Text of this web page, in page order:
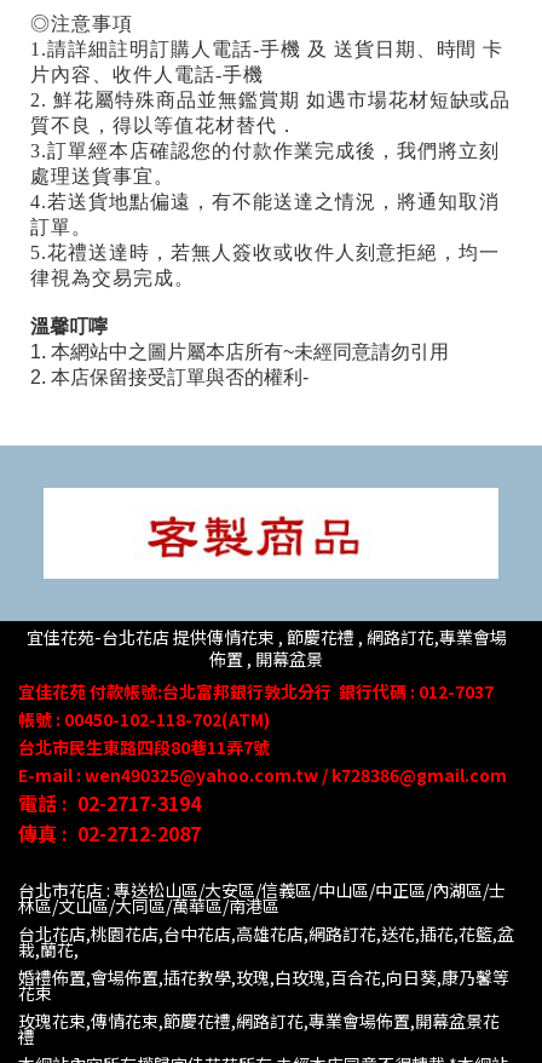
◎注意事項
1.請詳細註明訂購人電話-手機 及 送貨日期、時間 卡
片內容、收件人電話-手機
2. 鮮花屬特殊商品並無鑑賞期 如遇市場花材短缺或品
質不良，得以等值花材替代．
3.訂單經本店確認您的付款作業完成後，我們將立刻
處理送貨事宜。
4.若送貨地點偏遠，有不能送達之情況，將通知取消
訂單。
5.花禮送達時，若無人簽收或收件人刻意拒絕，均一
律視為交易完成。
溫馨叮嚀
1. 本網站中之圖片屬本店所有~未經同意請勿引用
2. 本店保留接受訂單與否的權利-
宜佳花苑-台北花店 提供傳情花束 , 節慶花禮 , 網路訂花,專業會場
佈置 , 開幕盆景
宜佳花苑付款帳號:台北富邦銀行敦北分行 銀行代碼 : 012-7037
帳號 : 00450-102-118-702(ATM)
台北市民生東路四段80巷11弄7號
E-mail : wen490325@yahoo.com.tw / k728386@gmail.com
電話 : 02-2717-3194
傳真 : 02-2712-2087
台北市花店 : 專送松山區/大安區/信義區/中山區/中正區/內湖區/士
林區/文山區/大同區/萬華區/南港區
台北花店,桃園花店,台中花店,高雄花店,網路訂花,送花,插花,花籃,盆
栽,蘭花,
婚禮佈置,會場佈置,插花教學,玫瑰,白玫瑰,百合花,向日葵,康乃馨等
花束
玫瑰花束,傳情花束,節慶花禮,網路訂花,專業會場佈置,開幕盆景花
禮